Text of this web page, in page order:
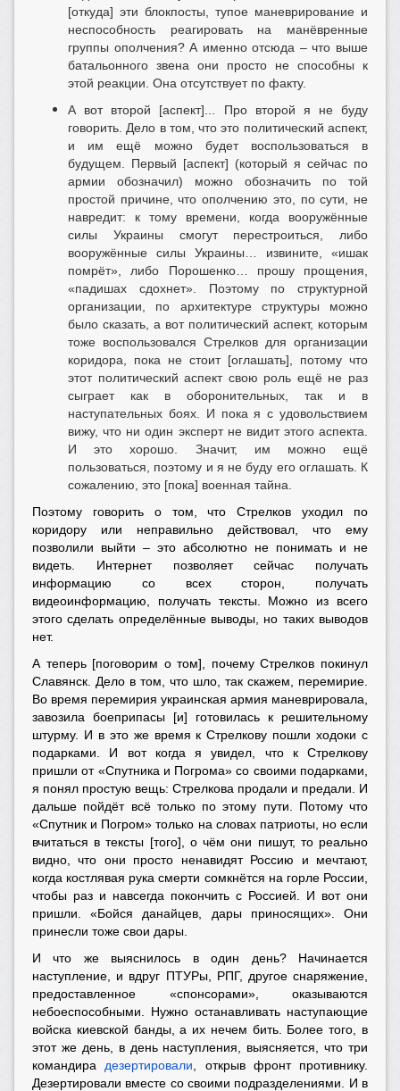
[откуда] эти блокпосты, тупое маневрирование и
неспособность реагировать на манёвренные
группы ополчения? А именно отсюда – что выше
батальонного звена они просто не способны к
этой реакции. Она отсутствует по факту.
А вот второй [аспект]... Про второй я не буду
говорить. Дело в том, что это политический аспект,
и им ещё можно будет воспользоваться в
будущем. Первый [аспект] (который я сейчас по
армии обозначил) можно обозначить по той
простой причине, что ополчению это, по сути, не
навредит: к тому времени, когда вооружённые
силы Украины смогут перестроиться, либо
вооружённые силы Украины… извините, «ишак
помрёт», либо Порошенко… прошу прощения,
«падишах сдохнет». Поэтому по структурной
организации, по архитектуре структуры можно
было сказать, а вот политический аспект, которым
тоже воспользовался Стрелков для организации
коридора, пока не стоит [оглашать], потому что
этот политический аспект свою роль ещё не раз
сыграет как в оборонительных, так и в
наступательных боях. И пока я с удовольствием
вижу, что ни один эксперт не видит этого аспекта.
И это хорошо. Значит, им можно ещё
пользоваться, поэтому и я не буду его оглашать. К
сожалению, это [пока] военная тайна.
Поэтому говорить о том, что Стрелков уходил по
коридору или неправильно действовал, что ему
позволили выйти – это абсолютно не понимать и не
видеть. Интернет позволяет сейчас получать
информацию со всех сторон, получать
видеоинформацию, получать тексты. Можно из всего
этого сделать определённые выводы, но таких выводов
нет.
А теперь [поговорим о том], почему Стрелков покинул
Славянск. Дело в том, что шло, так скажем, перемирие.
Во время перемирия украинская армия маневрировала,
завозила боеприпасы [и] готовилась к решительному
штурму. И в это же время к Стрелкову пошли ходоки с
подарками. И вот когда я увидел, что к Стрелкову
пришли от «Спутника и Погрома» со своими подарками,
я понял простую вещь: Стрелкова продали и предали. И
дальше пойдёт всё только по этому пути. Потому что
«Спутник и Погром» только на словах патриоты, но если
вчитаться в тексты [того], о чём они пишут, то реально
видно, что они просто ненавидят Россию и мечтают,
когда костлявая рука смерти сомкнётся на горле России,
чтобы раз и навсегда покончить с Россией. И вот они
пришли. «Бойся данайцев, дары приносящих». Они
принесли тоже свои дары.
И что же выяснилось в один день? Начинается
наступление, и вдруг ПТУРы, РПГ, другое снаряжение,
предоставленное «спонсорами», оказываются
небоеспособными. Нужно останавливать наступающие
войска киевской банды, а их нечем бить. Более того, в
этот же день, в день наступления, выясняется, что три
командира дезертировали , открыв фронт противнику.
Дезертировали вместе со своими подразделениями. И в